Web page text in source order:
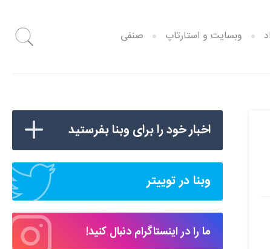
وبسایت و استارتاپ صنفی
اخبار خود را برای وبنا بفرستید
وبنا در توییتر
ما را در اینستاگرام دنبال کنید!